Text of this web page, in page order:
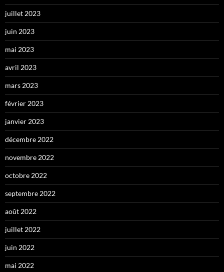
juillet 2023
juin 2023
mai 2023
avril 2023
mars 2023
février 2023
janvier 2023
décembre 2022
novembre 2022
octobre 2022
septembre 2022
août 2022
juillet 2022
juin 2022
mai 2022